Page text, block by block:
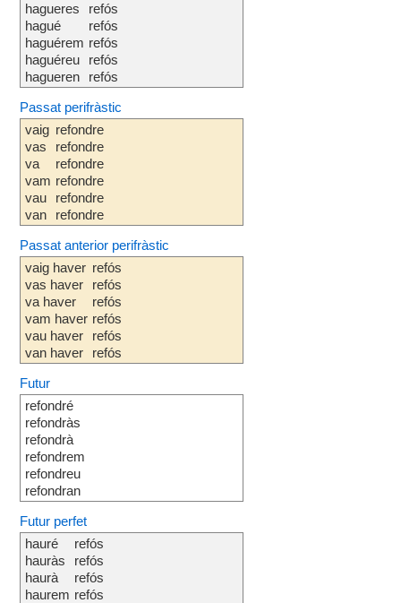
hagueres
hagué
haguérem
haguéreu
hagueren
refós
refós
refós
refós
refós
Passat perifràstic
vaig
vas
va
vam
vau
van
refondre
refondre
refondre
refondre
refondre
refondre
Passat anterior perifràstic
vaig haver
vas haver
va haver
vam haver
vau haver
van haver
refós
refós
refós
refós
refós
refós
Futur
refondré
refondràs
refondrà
refondrem
refondreu
refondran
Futur perfet
hauré
hauràs
haurà
haurem
refós
refós
refós
refós